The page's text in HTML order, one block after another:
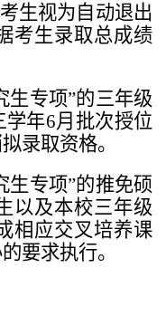
生视为自动退出
考生录取总成绩
生专项”的三年级
年6月批次授位
录取资格。
生专项”的推免硕
以及本校三年级
相应交叉培养课
要求执行。